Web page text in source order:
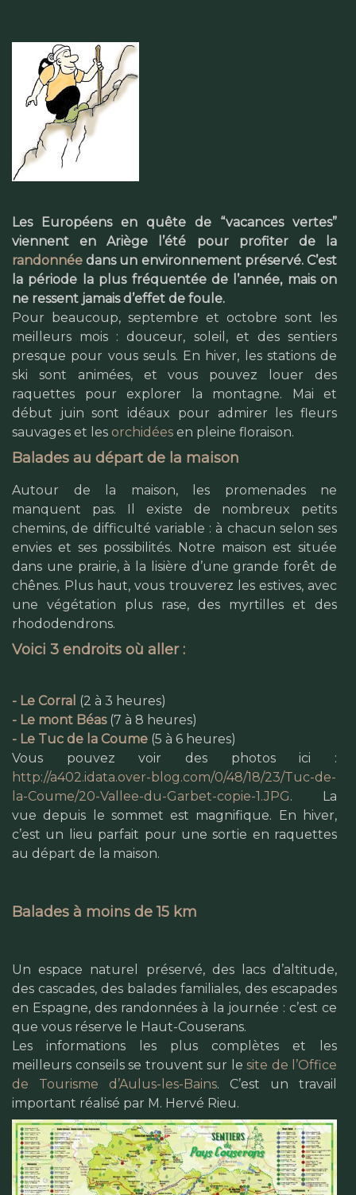
Les Européens en quête de “vacances vertes”
viennent en Ariège l’été pour profiter de la
randonnée dans un environnement préservé. C’est
la période la plus fréquentée de l’année, mais on
ne ressent jamais d’effet de foule.
Pour beaucoup, septembre et octobre sont les
meilleurs mois : douceur, soleil, et des sentiers
presque pour vous seuls. En hiver, les stations de
ski sont animées, et vous pouvez louer des
raquettes pour explorer la montagne. Mai et
début juin sont idéaux pour admirer les fleurs
sauvages et les orchidées en pleine floraison.
Balades au départ de la maison
Autour de la maison, les promenades ne
manquent pas. Il existe de nombreux petits
chemins, de difficulté variable : à chacun selon ses
envies et ses possibilités. Notre maison est située
dans une prairie, à la lisière d’une grande forêt de
chênes. Plus haut, vous trouverez les estives, avec
une végétation plus rase, des myrtilles et des
rhododendrons.
Voici 3 endroits où aller :
- Le Corral (2 à 3 heures)
- Le mont Béas(7 à 8 heures)
- Le Tuc de la Coume (5 à 6 heures)
Vous pouvez voir des photos ici :
http://a402.idata.over-blog.com/0/48/18/23/Tuc-de-
la-Coume/20-Vallee-du-Garbet-copie-1.JPG. La
vue depuis le sommet est magnifique. En hiver,
c’est un lieu parfait pour une sortie en raquettes
au départ de la maison.
Balades à moins de 15 km
Un espace naturel préservé, des lacs d’altitude,
des cascades, des balades familiales, des escapades
en Espagne, des randonnées à la journée : c’est ce
que vous réserve le Haut-Couserans.
Les informations les plus complètes et les
meilleurs conseils se trouvent sur le site de l’Office
de Tourisme d’Aulus-les-Bains. C’est un travail
important réalisé par M. Hervé Rieu.